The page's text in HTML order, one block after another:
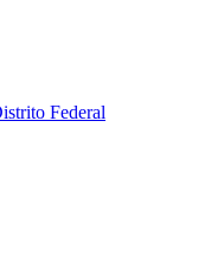
Federal